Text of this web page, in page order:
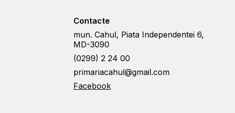
Contacte
mun. Cahul, Piata Independentei 6,
MD-3090
(0299) 2 24 00
primariacahul@gmail.com
Facebook